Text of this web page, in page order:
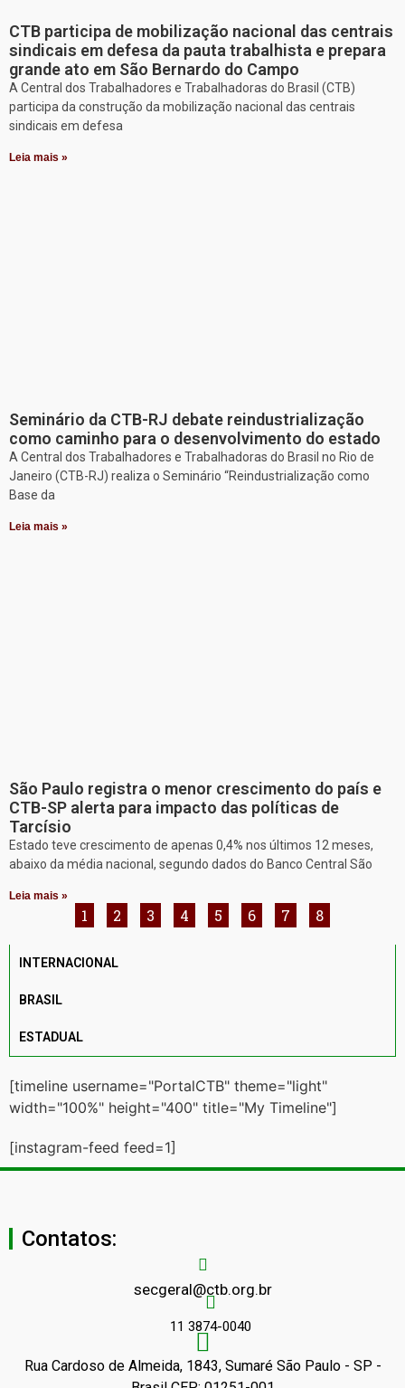
CTB participa de mobilização nacional das centrais
sindicais em defesa da pauta trabalhista e prepara
grande ato em São Bernardo do Campo
A Central dos Trabalhadores e Trabalhadoras do Brasil (CTB)
participa da construção da mobilização nacional das centrais
sindicais em defesa
Leia mais »
Seminário da CTB-RJ debate reindustrialização
como caminho para o desenvolvimento do estado
A Central dos Trabalhadores e Trabalhadoras do Brasil no Rio de
Janeiro (CTB-RJ) realiza o Seminário “Reindustrialização como
Base da
Leia mais »
São Paulo registra o menor crescimento do país e
CTB-SP alerta para impacto das políticas de
Tarcísio
Estado teve crescimento de apenas 0,4% nos últimos 12 meses,
abaixo da média nacional, segundo dados do Banco Central São
Leia mais »
1 2 3 4 5 6 7 8
INTERNACIONAL
BRASIL
ESTADUAL
[timeline username="PortalCTB" theme="light"
width="100%" height="400" title="My Timeline"]
[instagram-feed feed=1]
Contatos:
secgeral@ctb.org.br
11 3874-0040
Rua Cardoso de Almeida, 1843, Sumaré São Paulo - SP -